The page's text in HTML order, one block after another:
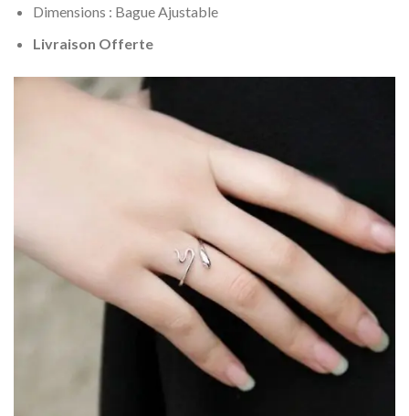
Dimensions : Bague Ajustable
Livraison Offerte